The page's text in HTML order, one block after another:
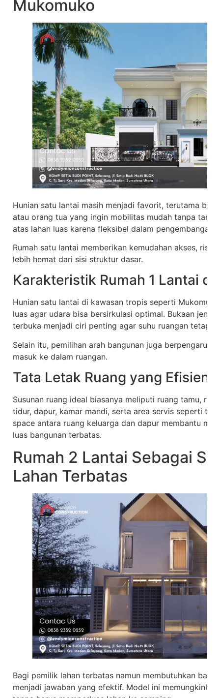
Mukomuko
Hunian satu lantai masih menjadi favorit, terutama
atau orang tua yang ingin mobilitas mudah tanpa
atas lahan luas karena fleksibel dalam pengembangan
Rumah satu lantai memberikan kemudahan akses,
lebih hemat dari sisi struktur dasar.
Karakteristik Rumah 1 Lantai di
Hunian satu lantai di kawasan tropis seperti
luas agar udara bisa bersirkulasi optimal. Bukaan
terbuka menjadi ciri penting agar suhu ruangan tetap
Selain itu, pemilihan arah bangunan juga berpengaruh
masuk ke dalam ruangan.
Tata Letak Ruang yang Efisien
Susunan ruang ideal biasanya meliputi ruang tamu,
tidur, dapur, kamar mandi, serta area servis seperti
space antara ruang keluarga dan dapur membantu
luas bangunan terbatas.
Rumah 2 Lantai Sebagai
Lahan Terbatas
Bagi pemilik lahan terbatas namun membutuhkan
menjadi jawaban yang efektif. Model ini